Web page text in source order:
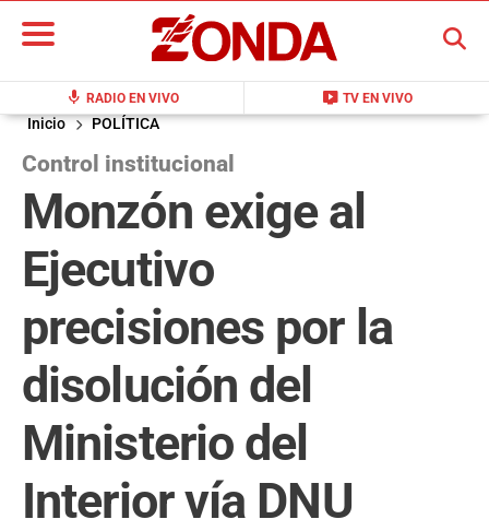
mic RADIO EN VIVO live_tv TV EN VIVO
BUSCAR
Inicio POLÍTICA
Control institucional
Monzón exige al
Ejecutivo
precisiones por la
disolución del
Ministerio del
Interior vía DNU